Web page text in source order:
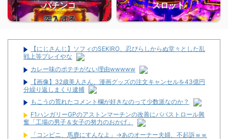
パチンコ スロット
【にじさんじ】ソフィのSEKIRO、忍びらしからぬ堂々とした乱
戦上等プレイやな
カレー味のポテチがない理由wwwww
【画像】32歳美人さん、漫画グッズの注文キャンセルを43億円
分繰り返しまくり逮捕
もこうの荒れたコメント欄が好きなのって少数派なのか？
F1ハンガリーGPのアストンマーチンの改善にパパストロール興
奮「工場の男子＆女子の努力のおかげ」
「コンビニ、馬鹿にすんなよ」→あのオーナー夫婦、不起訴ｗｗ